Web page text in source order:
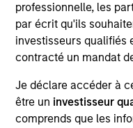
professionnelle, les
par écrit qu'ils
investisseurs qualifiés
contracté un mandat
Je déclare accéder à
être un investisseur
comprends que les
We
beneficial
privilege
and
targeting
investors.
Markus Hottenrott is a